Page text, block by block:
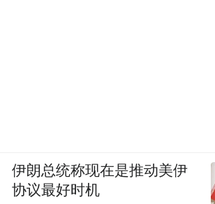
伊朗总统称现在是推动美伊
协议最好时机